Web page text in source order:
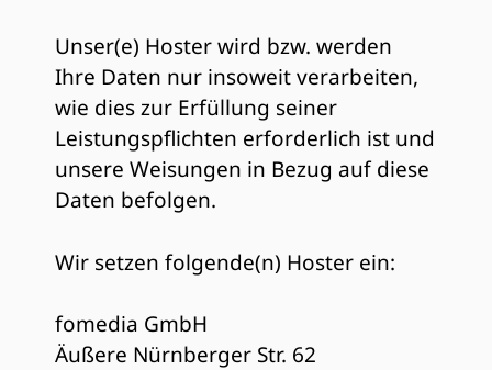
Unser(e) Hoster wird bzw. werden
Ihre Daten nur insoweit verarbeiten,
wie dies zur Erfüllung seiner
Leistungspflichten erforderlich ist und
unsere Weisungen in Bezug auf diese
Daten befolgen.
Wir setzen folgende(n) Hoster ein:
fomedia GmbH
Äußere Nürnberger Str. 62